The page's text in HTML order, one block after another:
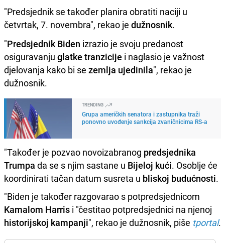
"Predsjednik se također planira obratiti naciji u
četvrtak, 7. novembra", rekao je dužnosnik.
"Predsjednik Biden izrazio je svoju predanost
osiguravanju glatke tranzicije i naglasio je važnost
djelovanja kako bi se zemlja ujedinila", rekao je
dužnosnik.
TRENDING
Grupa američkih senatora i zastupnika traži
ponovno uvođenje sankcija zvaničnicima RS-a
"Također je pozvao novoizabranog predsjednika
Trumpa da se s njim sastane u Bijeloj kući. Osoblje će
koordinirati tačan datum susreta u bliskoj budućnosti.
"Biden je također razgovarao s potpredsjednicom
Kamalom Harris i "čestitao potpredsjednici na njenoj
historijskoj kampanji", rekao je dužnosnik, piše tportal.